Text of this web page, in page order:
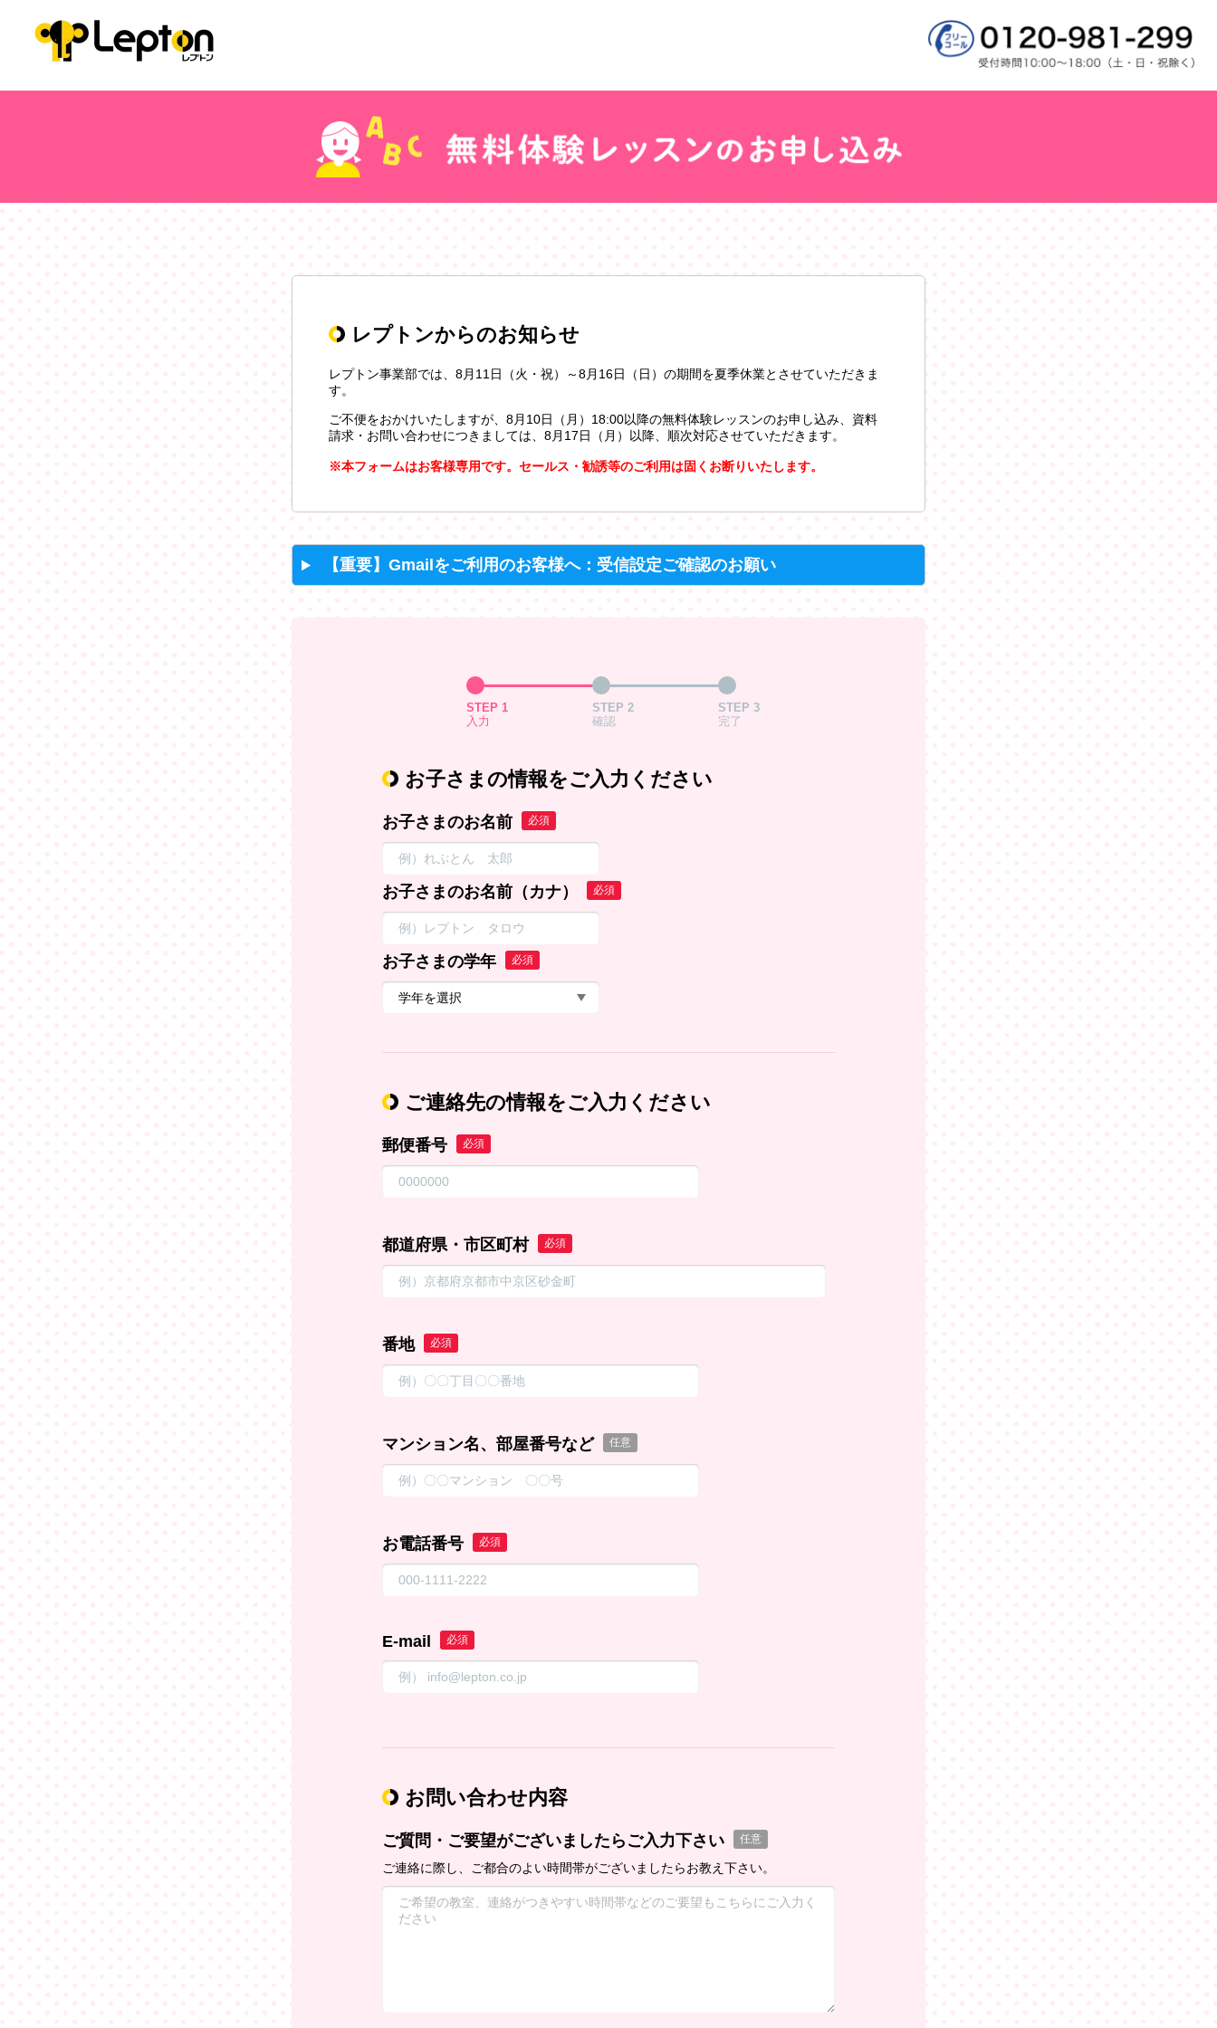
レプトンからのお知らせ
レプトン事業部では、8月11日（火・祝）～8月16日（日）の期間を夏季休業とさせていただきま
す。
ご不便をおかけいたしますが、8月10日（月）18:00以降の無料体験レッスンのお申し込み、資料
請求・お問い合わせにつきましては、8月17日（月）以降、順次対応させていただきます。
※本フォームはお客様専用です。セールス・勧誘等のご利用は固くお断りいたします。
【重要】Gmailをご利用のお客様へ：受信設定ご確認のお願い
STEP 1
入力
STEP 2
確認
STEP 3
完了
お子さまの情報をご入力ください
お子さまのお名前 必須
お子さまのお名前（カナ） 必須
お子さまの学年 必須
ご連絡先の情報をご入力ください
郵便番号 必須
都道府県・市区町村 必須
番地 必須
マンション名、部屋番号など 任意
お電話番号 必須
E-mail 必須
お問い合わせ内容
ご質問・ご要望がございましたらご入力下さい 任意
ご連絡に際し、ご都合のよい時間帯がございましたらお教え下さい。